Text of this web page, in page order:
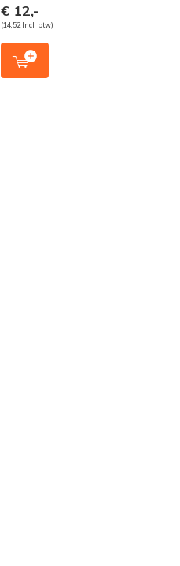
€ 12,-
(14,52 Incl. btw)